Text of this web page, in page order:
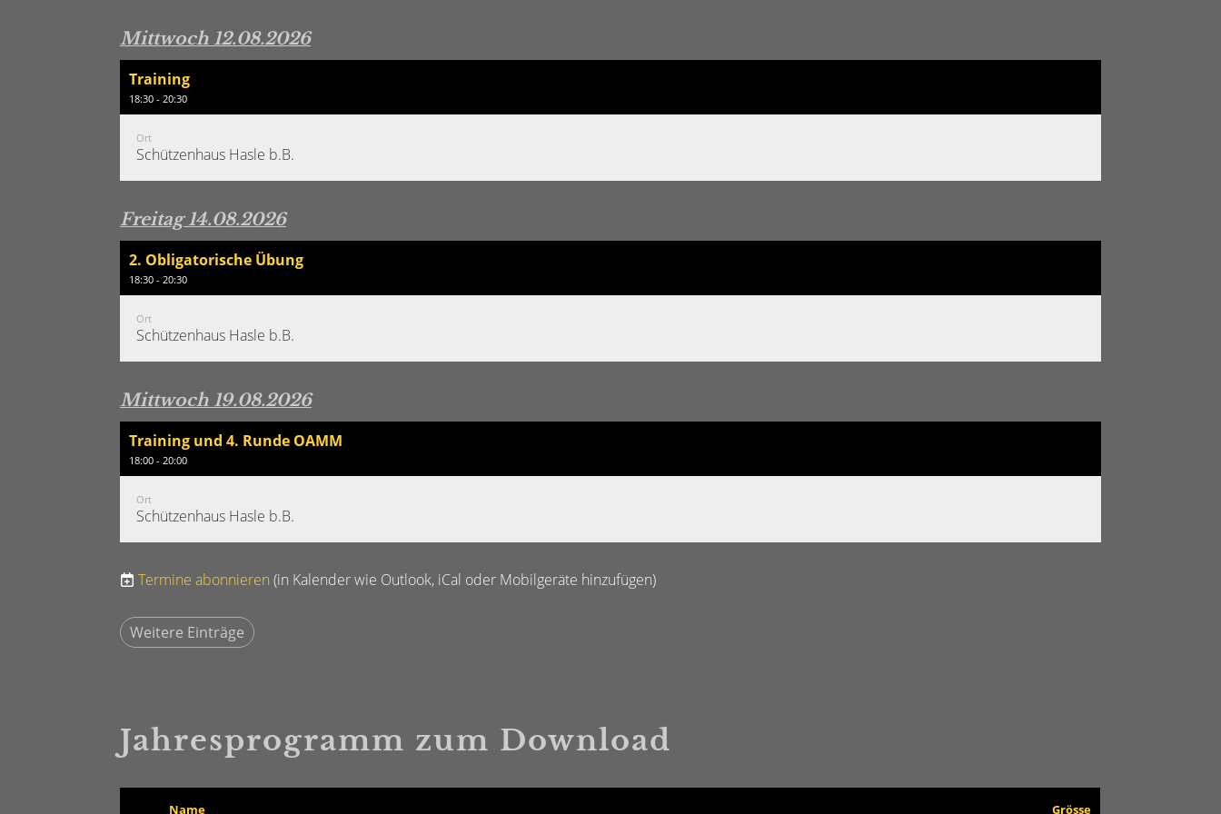
Mittwoch 12.08.2026
Training
18:30 - 20:30
Ort
Schützenhaus Hasle b.B.
Freitag 14.08.2026
2. Obligatorische Übung
18:30 - 20:30
Ort
Schützenhaus Hasle b.B.
Mittwoch 19.08.2026
Training und 4. Runde OAMM
18:00 - 20:00
Ort
Schützenhaus Hasle b.B.
Termine abonnieren (in Kalender wie Outlook, iCal oder Mobilgeräte hinzufügen)
Weitere Einträge
Jahresprogramm zum Download
Name Grösse